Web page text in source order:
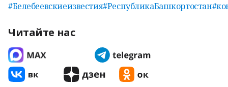
#Белебеевскиеизвестия#РеспубликаБашкортостан
Читайте нас